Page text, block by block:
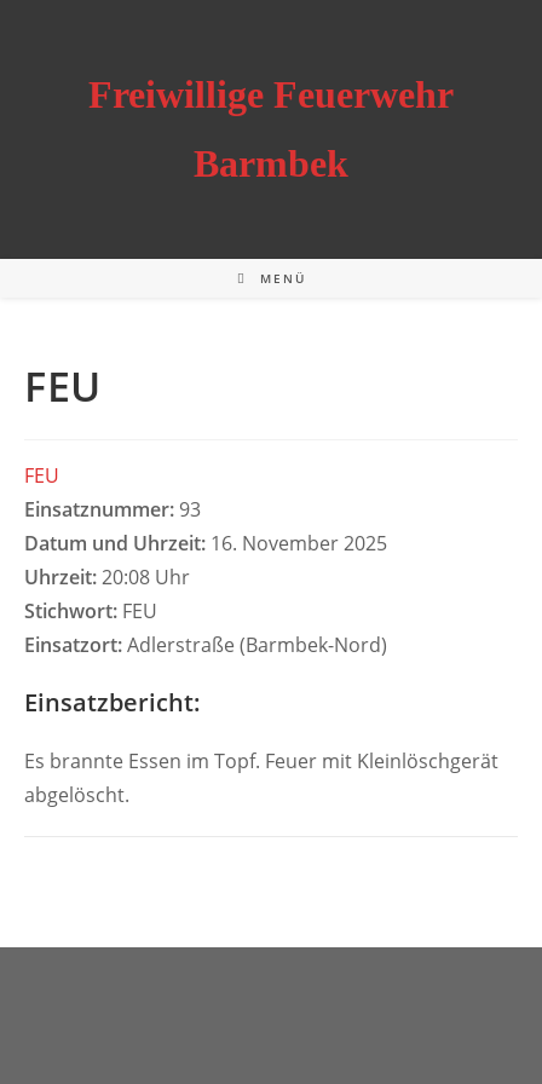
Freiwillige Feuerwehr
Barmbek
MENÜ
FEU
FEU
Einsatznummer: 93
Datum und Uhrzeit: 16. November 2025
Uhrzeit:20:08 Uhr
Stichwort: FEU
Einsatzort:Adlerstraße (Barmbek-Nord)
Einsatzbericht:
Es brannte Essen im Topf. Feuer mit Kleinlöschgerät
abgelöscht.